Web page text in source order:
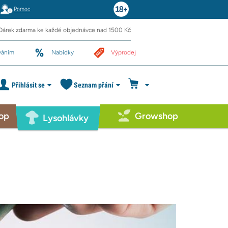
Pomoc
zdarma ke každé objednávce nad 1500 Kč
Nabídky Výprodej
Přihlásit se Seznam přání
Lysohlávky Growshop